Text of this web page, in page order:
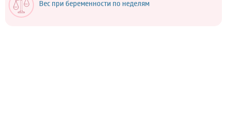
Вес при беременности по неделям